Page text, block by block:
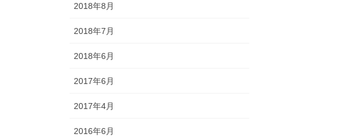
2018年8月
2018年7月
2018年6月
2017年6月
2017年4月
2016年6月